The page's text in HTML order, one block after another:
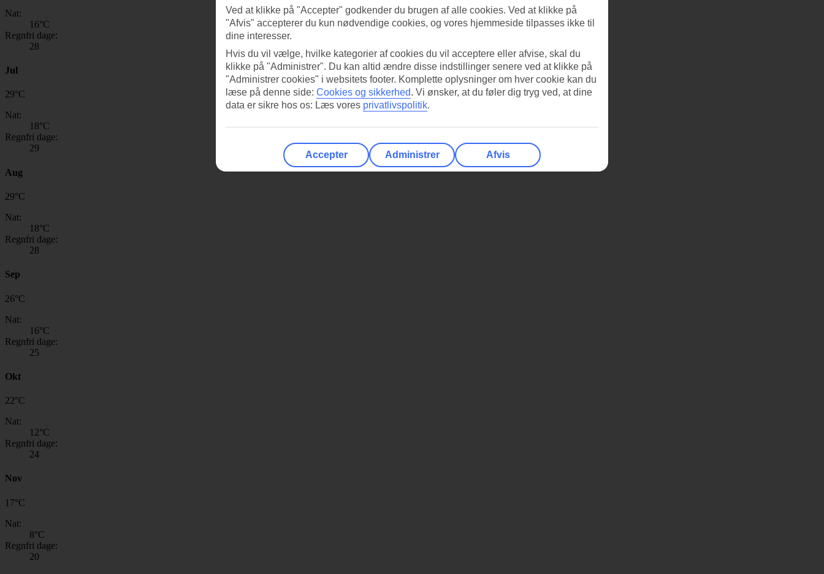
Nat:
16°C
Regnfri dage:
28
Jul
29°C
Nat:
18°C
Regnfri dage:
29
Aug
29°C
Nat:
18°C
Regnfri dage:
28
Sep
26°C
Nat:
16°C
Regnfri dage:
25
Okt
22°C
Nat:
12°C
Regnfri dage:
24
Nov
17°C
Nat:
8°C
Regnfri dage:
20
Ved at klikke på "Accepter" godkender du brugen af alle cookies. Ved at klikke på
"Afvis" accepterer du kun nødvendige cookies, og vores hjemmeside tilpasses ikke til
dine interesser.
Hvis du vil vælge, hvilke kategorier af cookies du vil acceptere eller afvise, skal du
klikke på "Administrer". Du kan altid ændre disse indstillinger senere ved at klikke på
"Administrer cookies" i websitets footer. Komplette oplysninger om hver cookie kan du
læse på denne side: Cookies og sikkerhed. Vi ønsker, at du føler dig tryg ved, at dine
data er sikre hos os: Læs vores privatlivspolitik.
Accepter Administrer Afvis